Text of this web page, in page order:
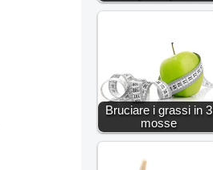
Bruciare i grassi in 3
mosse